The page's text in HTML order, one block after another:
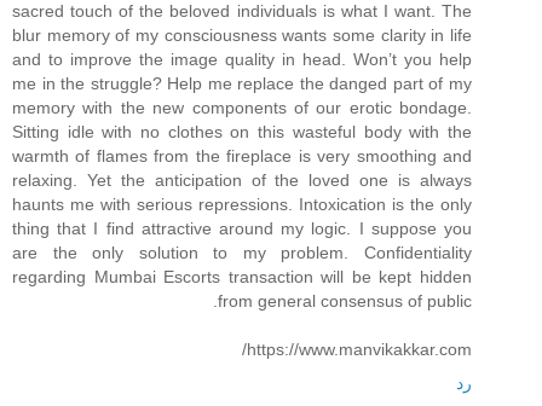
sacred touch of the beloved individuals is what I want. The
blur memory of my consciousness wants some clarity in life
and to improve the image quality in head. Won’t you help
me in the struggle? Help me replace the danged part of my
memory with the new components of our erotic bondage.
Sitting idle with no clothes on this wasteful body with the
warmth of flames from the fireplace is very smoothing and
relaxing. Yet the anticipation of the loved one is always
haunts me with serious repressions. Intoxication is the only
thing that I find attractive around my logic. I suppose you
are the only solution to my problem. Confidentiality
regarding Mumbai Escorts transaction will be kept hidden
from general consensus of public.
https://www.manvikakkar.com/
رد